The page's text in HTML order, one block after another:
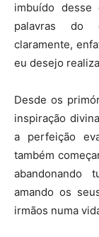
imbuído desse
palavras do
claramente,
eu desejo
Desde os
inspiração
a perfeição
também
abandonando
amando os
irmãos numa